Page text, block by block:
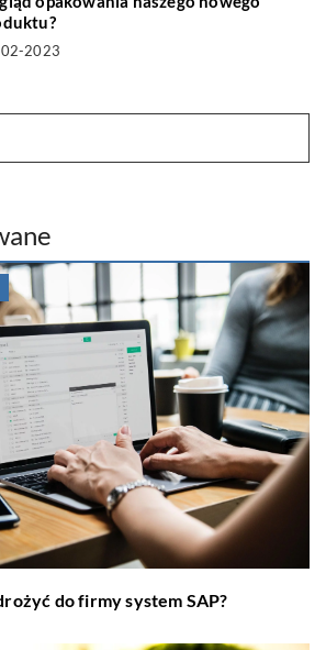
2023
do firmy system SAP?